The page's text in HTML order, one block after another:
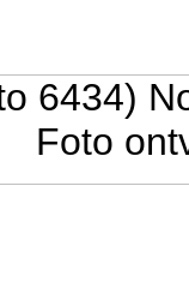
6434)
Foto